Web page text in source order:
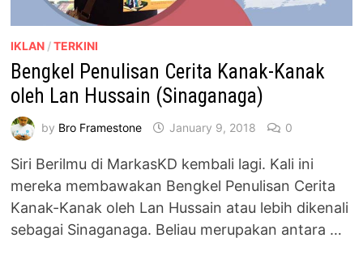
IKLAN /TERKINI
Bengkel Penulisan Cerita Kanak-Kanak
oleh Lan Hussain (Sinaganaga)
by Bro Framestone January 9, 2018 0
Siri Berilmu di MarkasKD kembali lagi. Kali ini
mereka membawakan Bengkel Penulisan Cerita
Kanak-Kanak oleh Lan Hussain atau lebih dikenali
sebagai Sinaganaga. Beliau merupakan antara …